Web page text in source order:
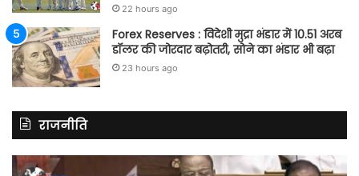
22 hours ago
Forex Reserves : विदेशी मुद्रा भंडार में 10.51 अरब
डॉलर की जोरदार बढ़ोतरी, सोने का भंडार भी बढ़ा
23 hours ago
राजनीति